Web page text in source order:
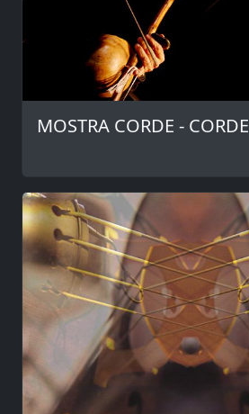
MOSTRA CORDE - CORDE